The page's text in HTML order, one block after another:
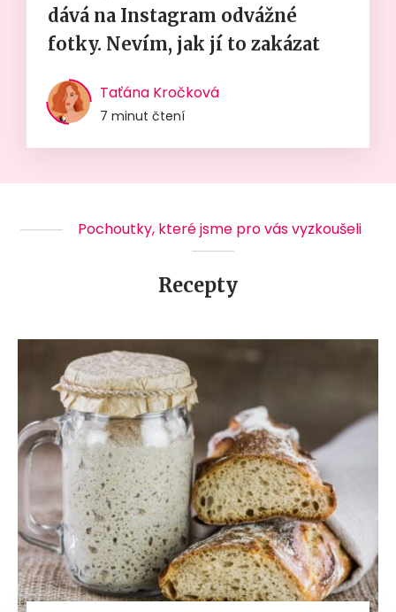
dává na Instagram odvážné
fotky. Nevím, jak jí to zakázat
Taťána Kročková
7 minut čtení
Pochoutky, které jsme pro vás vyzkoušeli
Recepty